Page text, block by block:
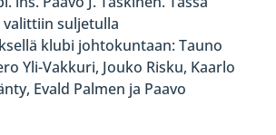
suljetulla
klubi johtokuntaan: Tauno
Yli-Vakkuri, Jouko Risku, Kaarlo
Evald Palmen ja Paavo